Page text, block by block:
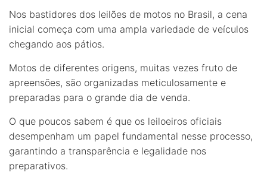
Nos bastidores dos leilões de motos no Brasil, a cena
inicial começa com uma ampla variedade de veículos
chegando aos pátios.
Motos de diferentes origens, muitas vezes fruto de
apreensões, são organizadas meticulosamente e
preparadas para o grande dia de venda.
O que poucos sabem é que os leiloeiros oficiais
desempenham um papel fundamental nesse processo,
garantindo a transparência e legalidade nos
preparativos.